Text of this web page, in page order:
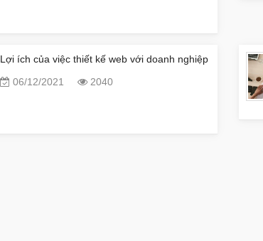
Lợi ích của việc thiết kế web với doanh nghiệp
06/12/2021
2040